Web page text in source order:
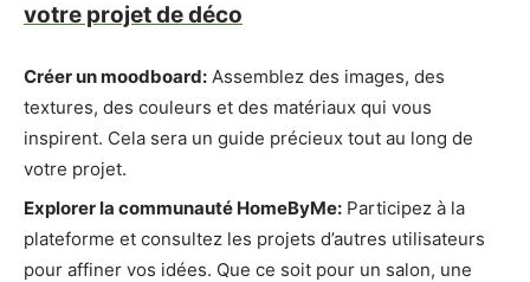
votre projet de déco
Créer un moodboard: Assemblez des images, des
textures, des couleurs et des matériaux qui vous
inspirent. Cela sera un guide précieux tout au long de
votre projet.
Explorer la communauté HomeByMe: Participez à la
plateforme et consultez les projets d’autres utilisateurs
pour affiner vos idées. Que ce soit pour un salon, une